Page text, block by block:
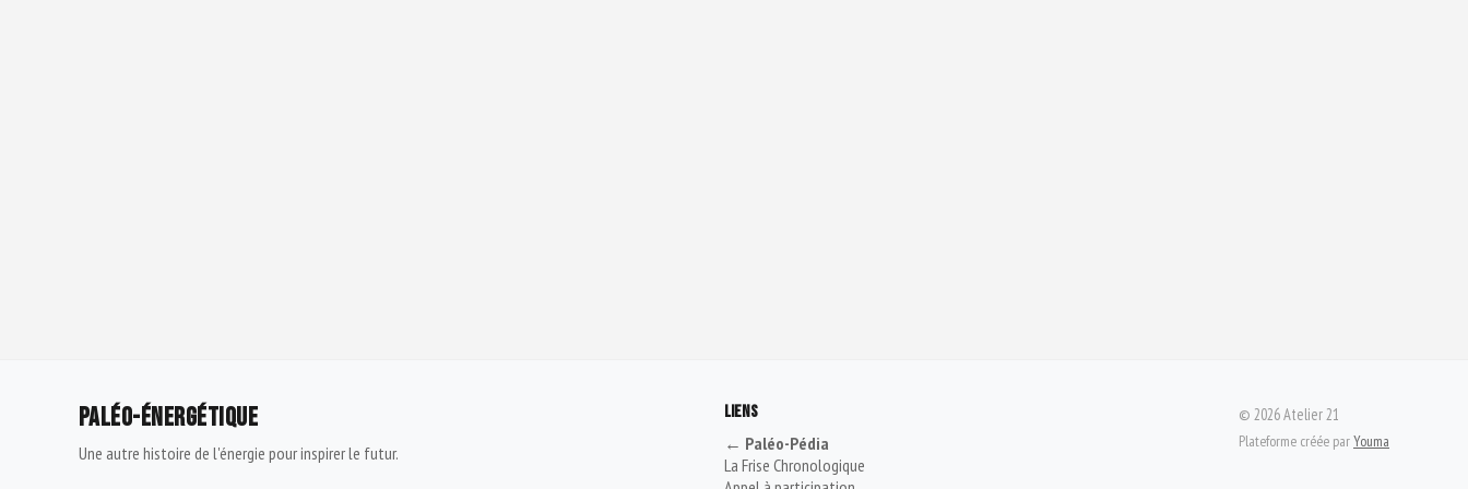
PALÉO-ÉNERGÉTIQUE
Une autre histoire de l'énergie pour inspirer le futur.
LIENS
← Paléo-Pédia
La Frise Chronologique
© 2026Atelier 21
Plateforme créée parYouma